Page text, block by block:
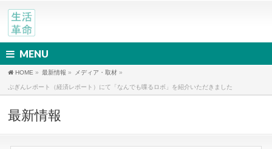
MENU
HOME » 最新情報 » メディア・取材 »
ぶぎんレポート（経済レポート）にて「なんでも喋るロボ」を紹介いただきました
最新情報